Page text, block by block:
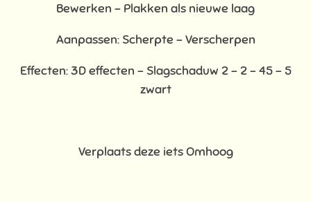
Bewerken - Plakken als nieuwe laag
Aanpassen: Scherpte – Verscherpen
Effecten: 3D effecten - Slagschaduw 2 – 2 – 45 – 5
zwart
Verplaats deze iets Omhoog